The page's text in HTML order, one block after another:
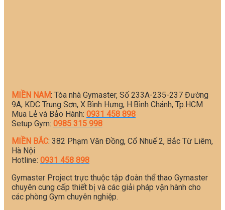
MIỀN NAM: Tòa nhà Gymaster, Số 233A-235-237 Đường
9A, KDC Trung Sơn, X.Bình Hưng, H.Bình Chánh, Tp.HCM
Mua Lẻ và Bảo Hành: 0931 458 898
Setup Gym: 0985 315 998
MIỀN BẮC: 382 Phạm Văn Đồng, Cổ Nhuế 2, Bắc Từ Liêm,
Hà Nội
Hotline: 0931 458 898
Gymaster Project trực thuộc tập đoàn thể thao Gymaster
chuyên cung cấp thiết bị và các giải pháp vận hành cho
các phòng Gym chuyên nghiệp.